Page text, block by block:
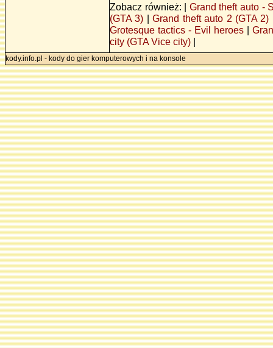
Zobacz również: | Grand theft auto -
(GTA 3) |Grand theft auto 2 (GTA 2)
Grotesque tactics - Evil heroes|
city (GTA Vice city) |
kody.info.pl - kody do gier komputerowych i na konsole